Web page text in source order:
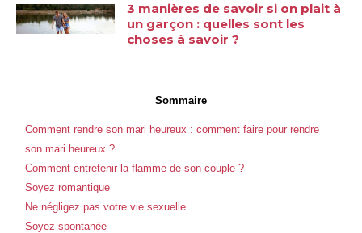
3 manières de savoir si on plait à
un garçon : quelles sont les
choses à savoir ?
Sommaire
Comment rendre son mari heureux : comment faire pour rendre
son mari heureux ?
Comment entretenir la flamme de son couple ?
Soyez romantique
Ne négligez pas votre vie sexuelle
Soyez spontanée